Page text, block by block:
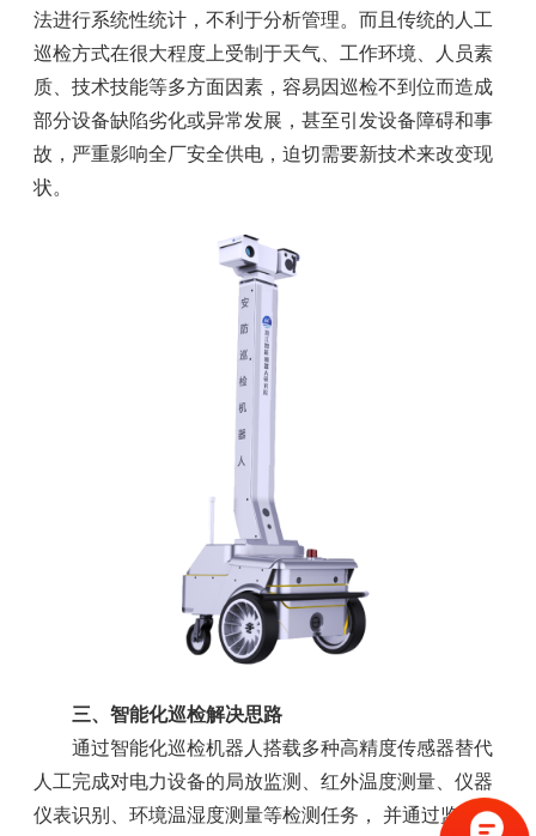
法进行系统性统计，不利于分析管理。而且传统的人工
巡检方式在很大程度上受制于天气、工作环境、人员素
质、技术技能等多方面因素，容易因巡检不到位而造成
部分设备缺陷劣化或异常发展，甚至引发设备障碍和事
故，严重影响全厂安全供电，迫切需要新技术来改变现
状。
三、智能化巡检解决思路
通过智能化巡检机器人搭载多种高精度传感器替代
人工完成对电力设备的局放监测、红外温度测量、仪器
仪表识别、环境温湿度测量等检测任务， 并通过监测平